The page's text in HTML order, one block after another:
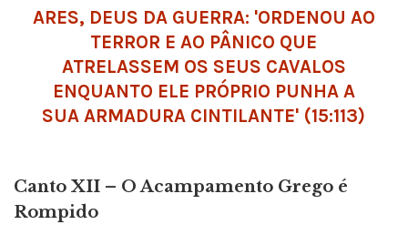
ARES, DEUS DA GUERRA: 'ORDENOU AO
TERROR E AO PÂNICO QUE
ATRELASSEM OS SEUS CAVALOS
ENQUANTO ELE PRÓPRIO PUNHA A
SUA ARMADURA CINTILANTE' (15:113)
Canto XII – O Acampamento Grego é
Rompido